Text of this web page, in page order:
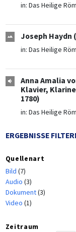
in: Das Heilige
Joseph Haydn
in: Das Heilige
Anna Amalia
Klavier,
1780)
in: Das Heilige
ERGEBNISSE
Quellenart
Bild (7)
Audio (3)
Dokument(3)
Video (1)
Zeitraum